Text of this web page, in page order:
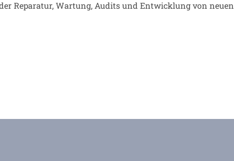
Reparatur, Wartung, Audits und Entwicklung von